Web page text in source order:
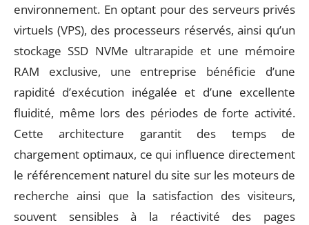
environnement. En optant pour des serveurs privés
virtuels (VPS), des processeurs réservés, ainsi qu’un
stockage SSD NVMe ultrarapide et une mémoire
RAM exclusive, une entreprise bénéficie d’une
rapidité d’exécution inégalée et d’une excellente
fluidité, même lors des périodes de forte activité.
Cette architecture garantit des temps de
chargement optimaux, ce qui influence directement
le référencement naturel du site sur les moteurs de
recherche ainsi que la satisfaction des visiteurs,
souvent sensibles à la réactivité des pages